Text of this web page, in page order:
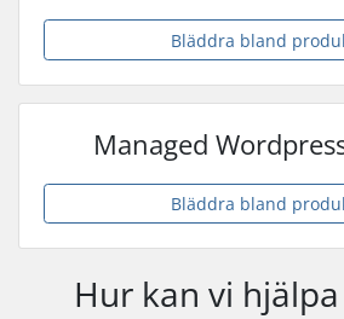
Bläddra bland
Managed
Bläddra bland
Hur kan vi